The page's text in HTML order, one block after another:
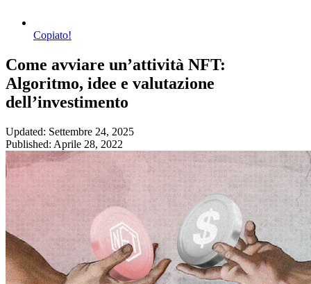
Copiato!
Come avviare un’attività NFT:
Algoritmo, idee e valutazione
dell’investimento
Updated: Settembre 24, 2025
Published: Aprile 28, 2022